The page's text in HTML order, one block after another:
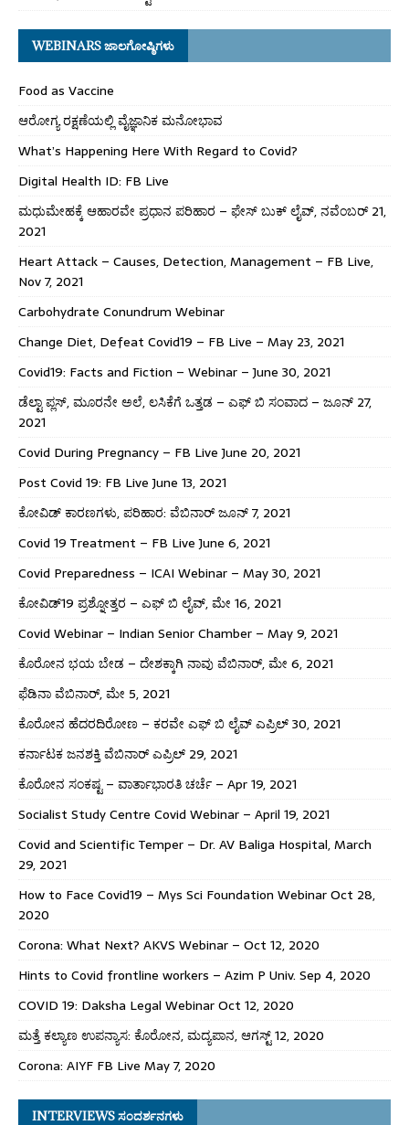
WEBINARS ಜಾಲಗೋಷ್ಠಿಗಳು
Food as Vaccine
ಆರೋಗ್ಯ ರಕ್ಷಣೆಯಲ್ಲಿ ವೈಜ್ಞಾನಿಕ ಮನೋಭಾವ
What’s Happening Here With Regard to Covid?
Digital Health ID: FB Live
ಮಧುಮೇಹಕ್ಕೆ ಆಹಾರವೇ ಪ್ರಧಾನ ಪರಿಹಾರ – ಫೇಸ್ ಬುಕ್ ಲೈವ್, ನವೆಂಬರ್ 21,
2021
Heart Attack – Causes, Detection, Management – FB Live,
Nov 7, 2021
Carbohydrate Conundrum Webinar
Change Diet, Defeat Covid19 – FB Live – May 23, 2021
Covid19: Facts and Fiction – Webinar – June 30, 2021
ಡೆಲ್ಟಾ ಪ್ಲಸ್, ಮೂರನೇ ಅಲೆ, ಲಸಿಕೆಗೆ ಒತ್ತಡ – ಎಫ್ ಬಿ ಸಂವಾದ – ಜೂನ್ 27,
2021
Covid During Pregnancy – FB Live June 20, 2021
Post Covid 19: FB Live June 13, 2021
ಕೋವಿಡ್ ಕಾರಣಗಳು, ಪರಿಹಾರ: ವೆಬಿನಾರ್ ಜೂನ್ 7, 2021
Covid 19 Treatment – FB Live June 6, 2021
Covid Preparedness – ICAI Webinar – May 30, 2021
ಕೋವಿಡ್19 ಪ್ರಶ್ನೋತ್ತರ – ಎಫ್ ಬಿ ಲೈವ್, ಮೇ 16, 2021
Covid Webinar – Indian Senior Chamber – May 9, 2021
ಕೊರೋನ ಭಯ ಬೇಡ – ದೇಶಕ್ಕಾಗಿ ನಾವು ವೆಬಿನಾರ್, ಮೇ 6, 2021
ಫೆಡಿನಾ ವೆಬಿನಾರ್, ಮೇ 5, 2021
ಕೊರೋನ ಹೆದರದಿರೋಣ – ಕರವೇ ಎಫ್ ಬಿ ಲೈವ್ ಎಪ್ರಿಲ್ 30, 2021
ಕರ್ನಾಟಕ ಜನಶಕ್ತಿ ವೆಬಿನಾರ್ ಎಪ್ರಿಲ್ 29, 2021
ಕೊರೋನ ಸಂಕಷ್ಟ – ವಾರ್ತಾಭಾರತಿ ಚರ್ಚೆ – Apr 19, 2021
Socialist Study Centre Covid Webinar – April 19, 2021
Covid and Scientific Temper – Dr. AV Baliga Hospital, March
29, 2021
How to Face Covid19 – Mys Sci Foundation Webinar Oct 28,
2020
Corona: What Next? AKVS Webinar – Oct 12, 2020
Hints to Covid frontline workers – Azim P Univ. Sep 4, 2020
COVID 19: Daksha Legal Webinar Oct 12, 2020
ಮತ್ತೆ ಕಲ್ಯಾಣ ಉಪನ್ಯಾಸ: ಕೊರೋನ, ಮದ್ಯಪಾನ, ಆಗಸ್ಟ್ 12, 2020
Corona: AIYF FB Live May 7, 2020
INTERVIEWS ಸಂದರ್ಶನಗಳು